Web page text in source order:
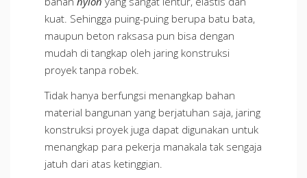
kuat. Sehingga puing-puing berupa batu bata,
maupun beton raksasa pun bisa dengan
mudah di tangkap oleh jaring konstruksi
proyek tanpa robek.
Tidak hanya berfungsi menangkap bahan
material bangunan yang berjatuhan saja, jaring
konstruksi proyek juga dapat digunakan untuk
menangkap para pekerja manakala tak sengaja
jatuh dari atas ketinggian.